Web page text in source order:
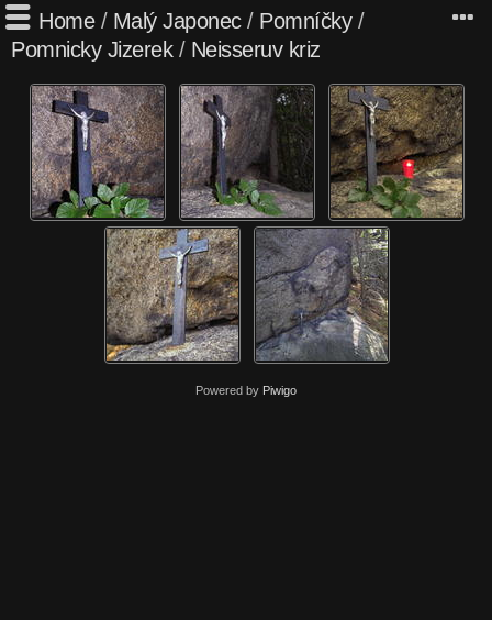
Home/ Malý Japonec/ Pomníčky/
Pomnicky Jizerek/ Neisseruv kriz
Powered by Piwigo